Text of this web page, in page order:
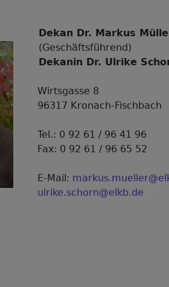
Dekan Dr. Markus
(Geschäftsführend)
Dekanin Dr. Ulrike
Wirtsgasse 8
96317 Kronach-Fischbach
Tel.: 0 92 61 / 96 41 96
Fax: 0 92 61 / 96 65 52
E-Mail:
ulrike.schorn@elkb.de